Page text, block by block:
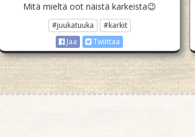
Mitä mieltä oot näistä karkeista😉
#juukatuuka
#karkit
Jaa
Twiittaa